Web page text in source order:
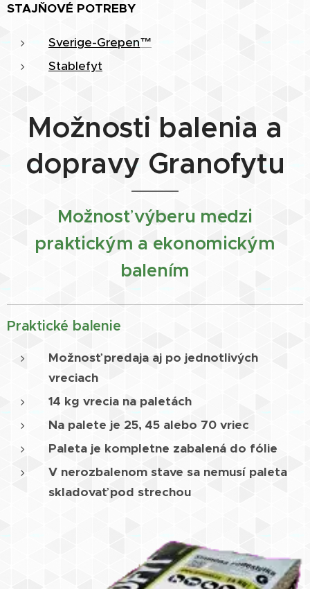
STAJŇOVÉ POTREBY
Sverige-Grepen™
Stablefyt
Možnosti balenia a
dopravy Granofytu
Možnosť výberu medzi
praktickým a ekonomickým
balením
Praktické balenie
Možnosť predaja aj po jednotlivých
vreciach
14 kg vrecia na paletách
Na palete je 25, 45 alebo 70 vriec
Paleta je kompletne zabalená do fólie
V nerozbalenom stave sa nemusí paleta
skladovať pod strechou